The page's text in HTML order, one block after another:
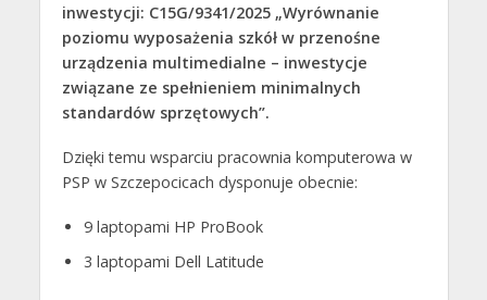
inwestycji: C15G/9341/2025 „Wyrównanie
poziomu wyposażenia szkół w przenośne
urządzenia multimedialne – inwestycje
związane ze spełnieniem minimalnych
standardów sprzętowych”.
Dzięki temu wsparciu pracownia komputerowa w
PSP w Szczepocicach dysponuje obecnie:
9 laptopami HP ProBook
3 laptopami Dell Latitude